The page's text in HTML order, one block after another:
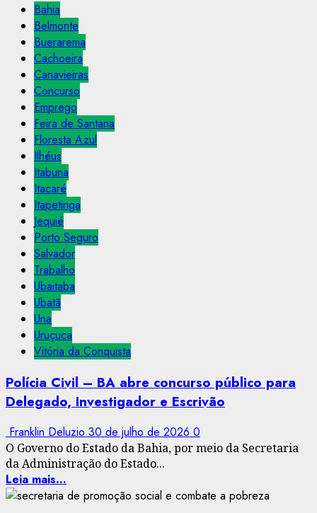
Bahia
Belmonte
Buerarema
Cachoeira
Canavieiras
Concurso
Emprego
Feira de Santana
Floresta Azul
Ilhéus
Itabuna
Itacaré
Itapetinga
Jequié
Porto Seguro
Salvador
Trabalho
Ubaitaba
Ubatã
Una
Uruçuca
Vitória da Conquista
Polícia Civil – BA abre concurso público para
Delegado, Investigador e Escrivão
Franklin Deluzio 30 de julho de 2026 0
O Governo do Estado da Bahia, por meio da Secretaria
da Administração do Estado...
Leia mais...